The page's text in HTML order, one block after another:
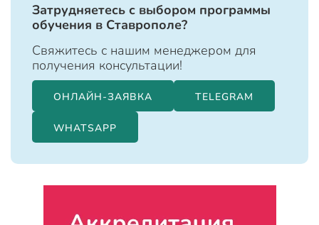
Затрудняетесь с выбором программы
обучения в Ставрополе?
Свяжитесь с нашим менеджером для
получения консультации!
ОНЛАЙН-ЗАЯВКА TELEGRAM
WHATSAPP